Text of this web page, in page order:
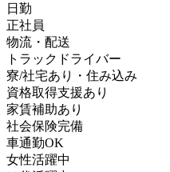
日勤
正社員
物流・配送
トラックドライバー
寮/社宅あり・住み込み
資格取得支援あり
家賃補助あり
社会保険完備
車通勤OK
女性活躍中